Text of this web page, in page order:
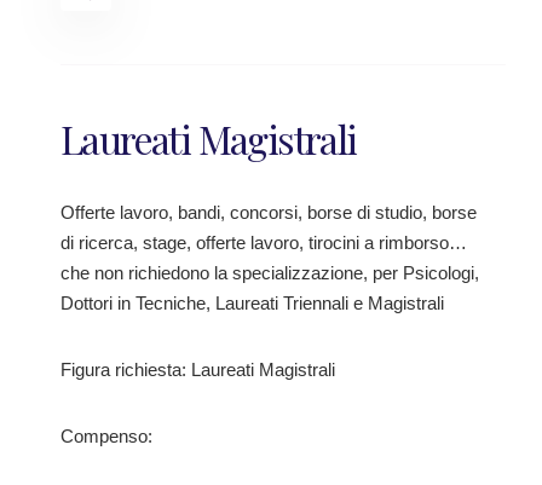
Laureati Magistrali
Offerte lavoro, bandi, concorsi, borse di studio, borse
di ricerca, stage, offerte lavoro, tirocini a rimborso…
che non richiedono la specializzazione, per Psicologi,
Dottori in Tecniche, Laureati Triennali e Magistrali
Figura richiesta: Laureati Magistrali
Compenso: